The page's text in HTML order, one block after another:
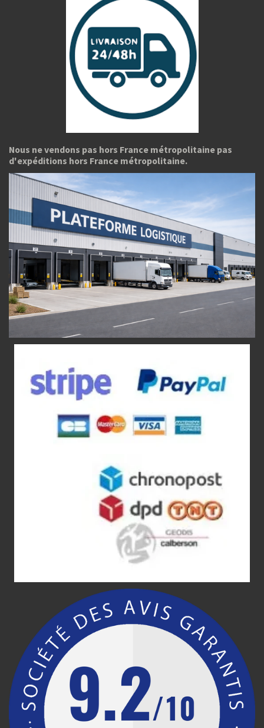
Nous ne vendons pas hors France métropolitaine pas
d'expéditions hors France métropolitaine.